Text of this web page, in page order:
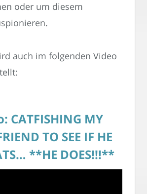
oder um diesem
auch im folgenden Video
CATFISHING MY
TO SEE IF HE
**HE DOES!!!**